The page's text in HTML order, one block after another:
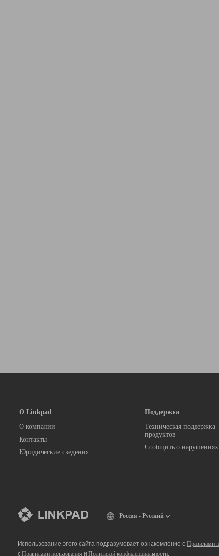
О Linkpad
О компании
Контакты
Юридические сведения
Поддержка
Техническая поддержка
продуктов
Сообщить о нарушениях
Россия - Русский
Использование этого сайта подразумевает ознакомление с Правилами
с Правилами пользования и Политикой конфиденциальности.